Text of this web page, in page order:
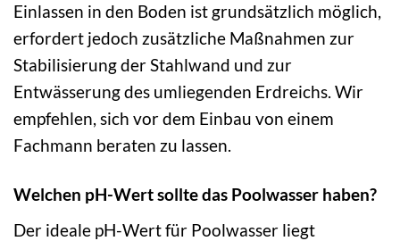
Einlassen in den Boden ist grundsätzlich möglich,
erfordert jedoch zusätzliche Maßnahmen zur
Stabilisierung der Stahlwand und zur
Entwässerung des umliegenden Erdreichs. Wir
empfehlen, sich vor dem Einbau von einem
Fachmann beraten zu lassen.
Welchen pH-Wert sollte das Poolwasser haben?
Der ideale pH-Wert für Poolwasser liegt